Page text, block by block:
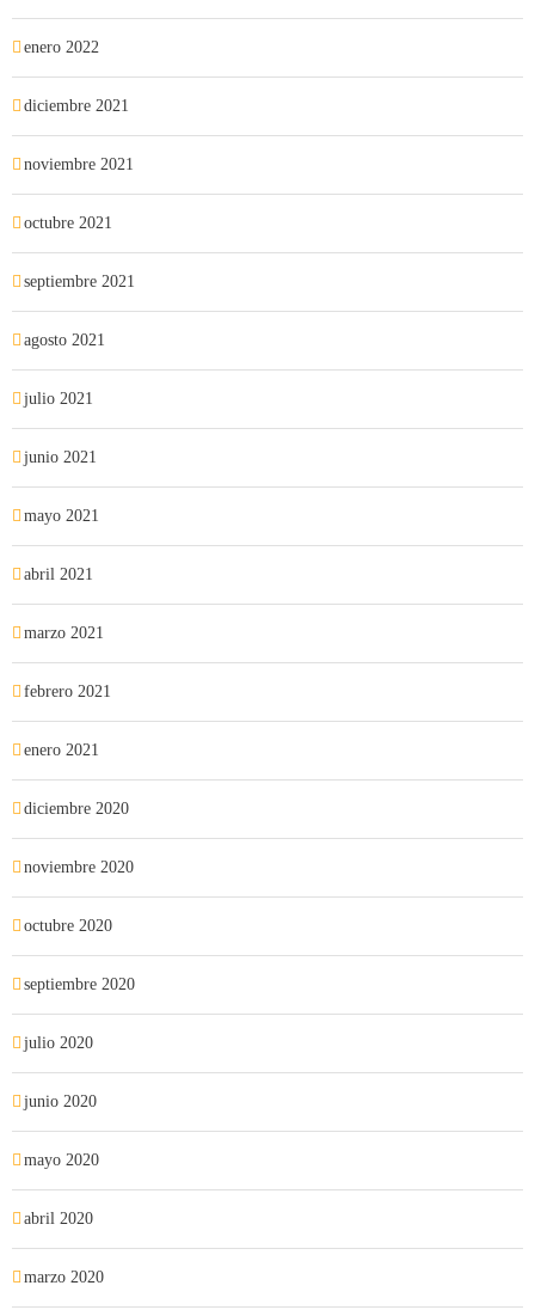
enero 2022
diciembre 2021
noviembre 2021
octubre 2021
septiembre 2021
agosto 2021
julio 2021
junio 2021
mayo 2021
abril 2021
marzo 2021
febrero 2021
enero 2021
diciembre 2020
noviembre 2020
octubre 2020
septiembre 2020
julio 2020
junio 2020
mayo 2020
abril 2020
marzo 2020